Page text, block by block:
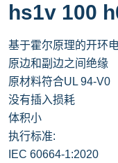
hs1v 100
基于霍尔原理的开环
原边和副边之间绝缘
原材料符合UL 94-V0
没有插入损耗
体积小
执行标准:
IEC 60664-1:2020